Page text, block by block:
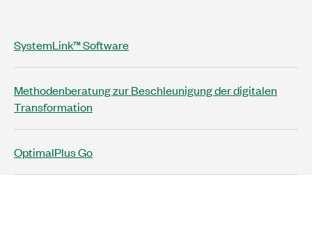
SystemLink™ Software
Methodenberatung zur Beschleunigung der digitalen
Transformation
OptimalPlus Go